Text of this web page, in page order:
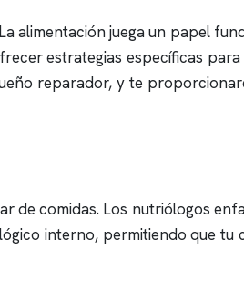
alimentación juega un papel
estrategias específicas
reparador, y te
de comidas. Los nutriólogos
interno, permitiendo que